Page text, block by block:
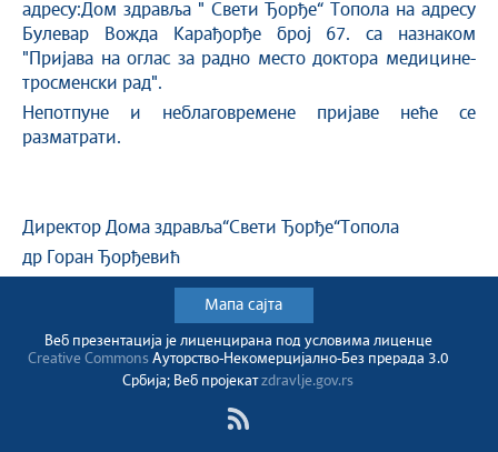
адресу:Дом здравља " Свети Ђорђе“ Топола на адресу
Булевар Вожда Карађорђе број 67. са назнаком
"Пријава на оглас за радно место доктора медицине-
тросменски рад".
Непотпуне и неблаговремене пријаве неће се
разматрати.
Директор Дома здравља“Свети Ђорђе“Топола
др Горан Ђорђевић
Мапа сајта
Веб презентација jе лиценциранa под условима лиценце
Creative CommonsАуторство-Некомерцијално-Без прерада 3.0
Србија; Веб пројекатzdravlje.gov.rs